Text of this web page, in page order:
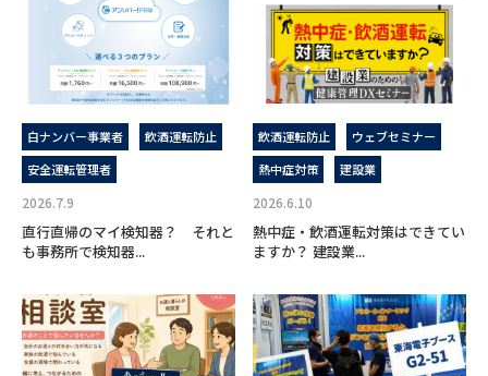
白ナンバー事業者
飲酒運転防止
安全運転管理者
2026.7.9
直行直帰のマイ検知器？ それと
も事務所で検知器...
飲酒運転防止
ウェブセミナー
熱中症対策
建設業
2026.6.10
熱中症・飲酒運転対策はできてい
ますか？ 建設業...